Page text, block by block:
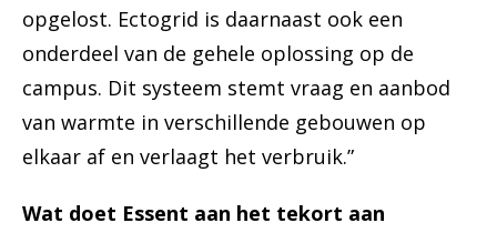
opgelost. Ectogrid is daarnaast ook een
onderdeel van de gehele oplossing op de
campus. Dit systeem stemt vraag en aanbod
van warmte in verschillende gebouwen op
elkaar af en verlaagt het verbruik.”
Wat doet Essent aan het tekort aan